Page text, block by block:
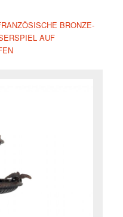
BRONZE-
AUF